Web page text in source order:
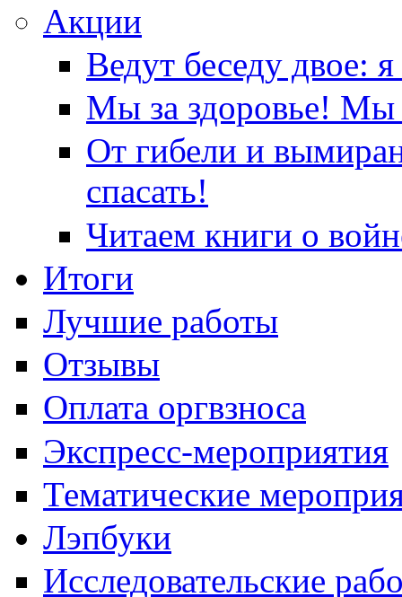
Акции
Ведут беседу двое:
Мы за здоровье! Мы
От гибели и
спасать!
Читаем книги о
Итоги
Лучшие работы
Отзывы
Оплата оргвзноса
Экспресс-мероприятия
Тематические
Лэпбуки
Исследовательские